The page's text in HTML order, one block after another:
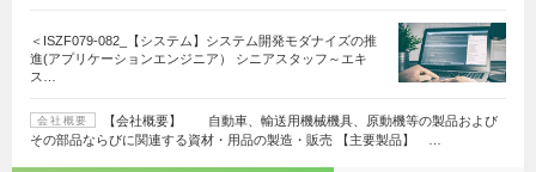
＜ISZF079-082_【システム】システム開発モダナイズの推
進(アプリケーションエンジニア） シニアスタッフ～エキ
ス…
会社概要
【会社概要】 自動車、輸送用機械機具、原動機等の製品および
その部品ならびに関連する資材・用品の製造・販売 【主要製品】 …